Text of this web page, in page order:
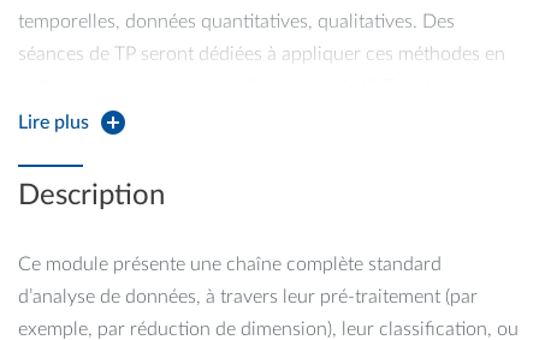
temporelles, données quantitatives, qualitatives. Des
séances de TP seront dédiées à appliquer ces méthodes en
multimédia.
Lire plus
Description
Ce module présente une chaîne complète standard
d’analyse de données, à travers leur pré-traitement (par
exemple, par réduction de dimension), leur classification, ou